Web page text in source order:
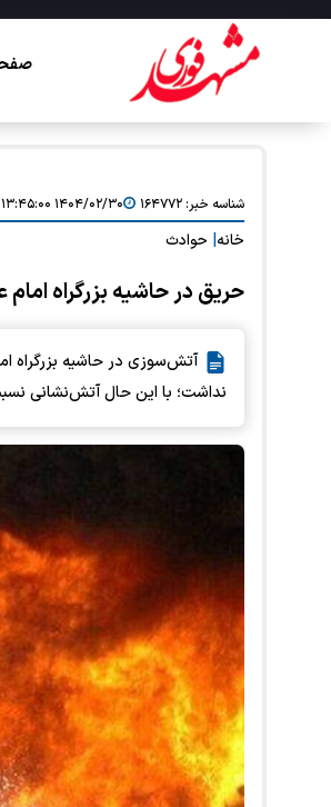
شناسه خبر:۱۶۴۷۷۲ ۱۴۰۴/۰۲/۳۰ ۱۳:۴۵:۰۰
خانه حوادث
حریق در حاشیه بزرگراه
آتش‌سوزی در حاشیه بزرگراه
نداشت؛ با این حال آتش‌نشانی